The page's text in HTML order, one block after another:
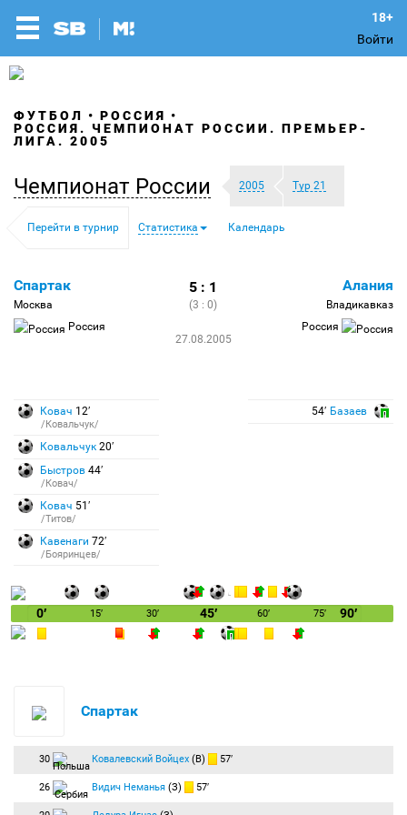
Войти
ФУТБОЛ
РОССИЯ
РОССИЯ. ЧЕМПИОНАТ РОССИИ. ПРЕМЬЕР-
ЛИГА. 2005
Чемпионат России 2005 Тур 21
Перейти в турнир Статистика Календарь
Спартак
Москва
Россия
5 : 1
(3 : 0)
27.08.2005
Алания
Владикавказ
Россия
Ковач 12′
/Ковальчук/
Ковальчук 20′
Быстров 44′
/Ковач/
Ковач 51′
/Титов/
Кавенаги 72′
/Бояринцев/
54′ Базаев
0′ 15′ 30′ 45′ 60′ 75′ 90′
Спартак
30 Ковалевский Войцех (В) 57′
26 Видич Неманья (З) 57′